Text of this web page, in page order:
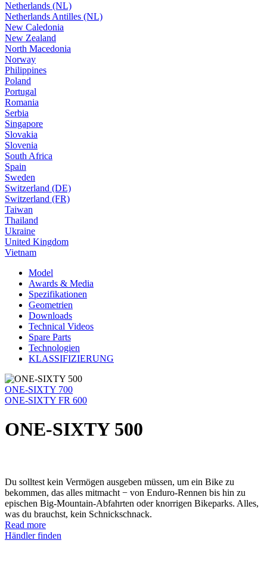
Netherlands (NL)
Netherlands Antilles (NL)
New Caledonia
New Zealand
North Macedonia
Norway
Philippines
Poland
Portugal
Romania
Serbia
Singapore
Slovakia
Slovenia
South Africa
Spain
Sweden
Switzerland (DE)
Switzerland (FR)
Taiwan
Thailand
Ukraine
United Kingdom
Vietnam
Model
Awards & Media
Spezifikationen
Geometrien
Downloads
Technical Videos
Spare Parts
Technologien
KLASSIFIZIERUNG
ONE-SIXTY 700
ONE-SIXTY FR 600
ONE-SIXTY 500
Du solltest kein Vermögen ausgeben müssen, um ein Bike zu
bekommen, das alles mitmacht − von Enduro-Rennen bis hin zu
epischen Big-Mountain-Abfahrten oder knorrigen Bikeparks. Alles,
was du brauchst, kein Schnickschnack.
Read more
Händler finden